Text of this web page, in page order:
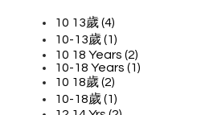
10 13歲 (4)
10-13歲 (1)
10 18 Years (2)
10-18 Years (1)
10 18歲 (2)
10-18歲 (1)